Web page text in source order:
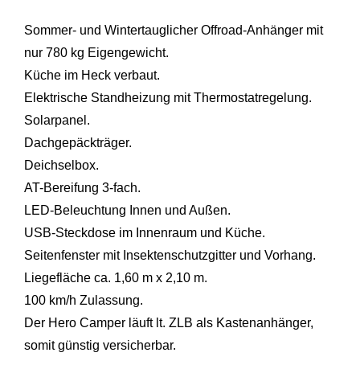
Sommer- und Wintertauglicher Offroad-Anhänger mit
nur 780 kg Eigengewicht.
Küche im Heck verbaut.
Elektrische Standheizung mit Thermostatregelung.
Solarpanel.
Dachgepäckträger.
Deichselbox.
AT-Bereifung 3-fach.
LED-Beleuchtung Innen und Außen.
USB-Steckdose im Innenraum und Küche.
Seitenfenster mit Insektenschutzgitter und Vorhang.
Liegefläche ca. 1,60 m x 2,10 m.
100 km/h Zulassung.
Der Hero Camper läuft lt. ZLB als Kastenanhänger,
somit günstig versicherbar.